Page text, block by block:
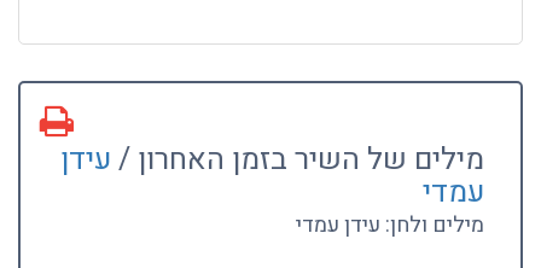
מילים של השיר בזמן האחרון /עידן
עמדי
מילים ולחן: עידן עמדי